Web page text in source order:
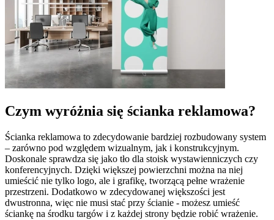
Czym wyróżnia się ścianka reklamowa?
Ścianka reklamowa to zdecydowanie bardziej rozbudowany system
– zarówno pod względem wizualnym, jak i konstrukcyjnym.
Doskonale sprawdza się jako tło dla stoisk wystawienniczych czy
konferencyjnych. Dzięki większej powierzchni można na niej
umieścić nie tylko logo, ale i grafikę, tworzącą pełne wrażenie
przestrzeni. Dodatkowo w zdecydowanej większości jest
dwustronna, więc nie musi stać przy ścianie - możesz umieść
ściankę na środku targów i z każdej strony będzie robić wrażenie.